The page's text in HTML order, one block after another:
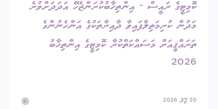
ކޮމިޓީގެ ރައީސް - އިންތިޚާބުކުރަންޖެހޭ އަދަދަށްވުރެ
މަދުން ކުރިމަތިލާފައިވާ ދާއިރާތަކުގެ އަންހެނުންގެ
ތަރައްޤީއަށް މަސައްކަތްކުރާ ކޮމިޓީގެ އިންތިޚާބު
2026
30 ޖޫން 2026